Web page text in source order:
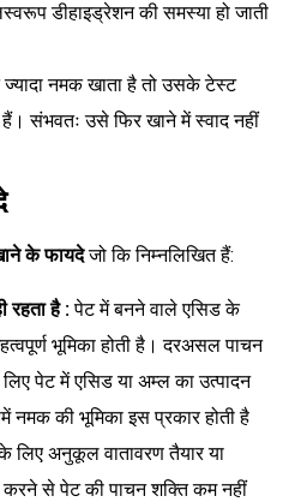
डीहाइड्रेशन की समस्या हो जाती
ज्यादा नमक खाता है तो उसके टेस्ट
संभवतः उसे फिर खाने में स्वाद नहीं
के फायदेजो कि निम्नलिखित हैं:
रहता है :पेट में बनने वाले एसिड के
भूमिका होती है। दरअसल पाचन
पेट में एसिड या अम्ल का उत्पादन
नमक की भूमिका इस प्रकार होती है
लिए अनुकूल वातावरण तैयार या
करने से पेट की पाचन शक्ति कम नहीं